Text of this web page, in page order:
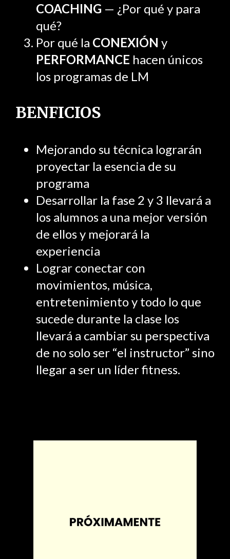
COACHING — ¿Por qué y para
qué?
Por qué la CONEXIÓN y
PERFORMANCE hacen únicos
los programas de LM
BENFICIOS
Mejorando su técnica lograrán
proyectar la esencia de su
programa
Desarrollar la fase 2 y 3 llevará a
los alumnos a una mejor versión
de ellos y mejorará la
experiencia
Lograr conectar con
movimientos, música,
entretenimiento y todo lo que
sucede durante la clase los
llevará a cambiar su perspectiva
de no solo ser “el instructor” sino
llegar a ser un líder fitness.